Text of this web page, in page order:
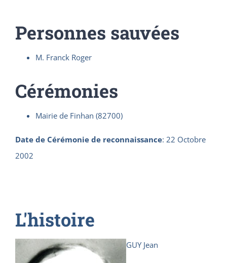
Personnes sauvées
M. Franck Roger
Cérémonies
Mairie de Finhan (82700)
Date de Cérémonie de reconnaissance: 22 Octobre
2002
L'histoire
GUY Jean